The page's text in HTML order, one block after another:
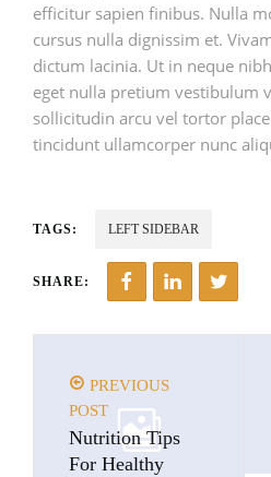
efficitur sapien finibus. Nulla
cursus nulla dignissim et.
dictum lacinia. Ut in neque
eget nulla pretium vestibulum
sollicitudin arcu vel tortor
tincidunt ullamcorper nunc
TAGS: LEFT SIDEBAR
SHARE:
PREVIOUS
POST
Nutrition Tips
For Healthy